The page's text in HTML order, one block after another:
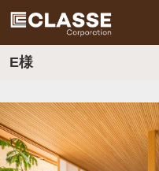
E様